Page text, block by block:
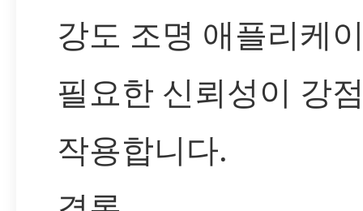
강도 조명 애플리케
필요한 신뢰성이 강
작용합니다.